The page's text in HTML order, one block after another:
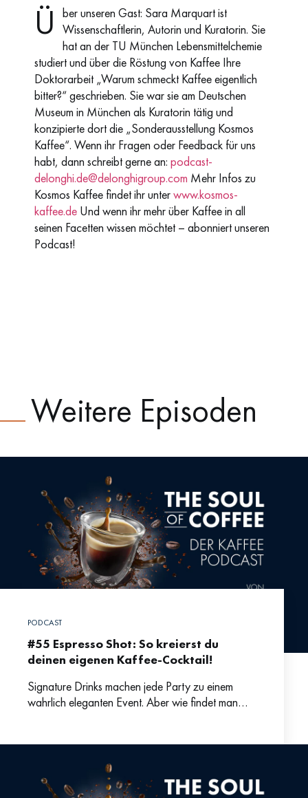
Ü
ber unseren Gast: Sara Marquart ist
Wissenschaftlerin, Autorin und Kuratorin. Sie
hat an der TU München Lebensmittelchemie
studiert und über die Röstung von Kaffee Ihre
Doktorarbeit „Warum schmeckt Kaffee eigentlich
bitter?“ geschrieben. Sie war sie am Deutschen
Museum in München als Kuratorin tätig und
konzipierte dort die „Sonderausstellung Kosmos
Kaffee“. Wenn ihr Fragen oder Feedback für uns
habt, dann schreibt gerne an:podcast-
delonghi.de@delonghigroup.com Mehr Infos zu
Kosmos Kaffee findet ihr unterwww.kosmos-
kaffee.de Und wenn ihr mehr über Kaffee in all
seinen Facetten wissen möchtet – abonniert unseren
Podcast!
Weitere Episoden
PODCAST
#55 Espresso Shot: So kreierst du
deinen eigenen Kaffee-Cocktail!
Signature Drinks machen jede Party zu einem
wahrlich eleganten Event. Aber wie findet man